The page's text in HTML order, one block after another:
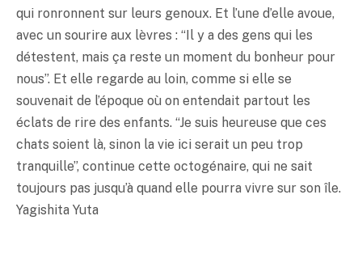
qui ronronnent sur leurs genoux. Et l’une d’elle avoue,
avec un sourire aux lèvres : “Il y a des gens qui les
détestent, mais ça reste un moment du bonheur pour
nous”. Et elle regarde au loin, comme si elle se
souvenait de l’époque où on entendait partout les
éclats de rire des enfants. “Je suis heureuse que ces
chats soient là, sinon la vie ici serait un peu trop
tranquille”, continue cette octogénaire, qui ne sait
toujours pas jusqu’à quand elle pourra vivre sur son île.
Yagishita Yuta